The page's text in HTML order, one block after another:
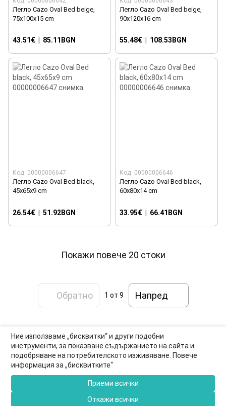
Ние използваме „бисквитки“ и други подобни
инструменти, за показване съдържанието на сайта и
подобряване на потребителското изживяване. Повече
информация за „бисквитките“
Приеми всички
Откажи всички
Легло Cazo Oval Bed beige,
75x100x15 cm
43.51€ 85.11BGN
Легло Cazo Oval Bed beige,
90x120x16 cm
55.48€ 108.53BGN
Код: 00000006647
Легло Cazo Oval Bed black,
45x65x9 cm
26.54€ 51.92BGN
Код: 00000006646
Легло Cazo Oval Bed black,
60x80x14 cm
33.95€ 66.41BGN
Покажи повече 20 стоки
Обратно 1 от 9 Напред
0877-550-990
Информация за връзка